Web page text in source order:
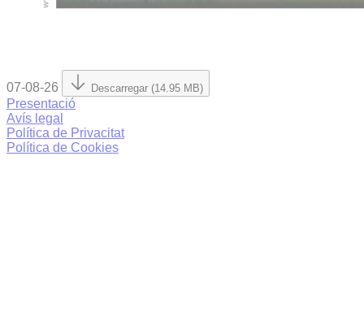
07-08-26 Descarregar (14.95 MB)
Presentació
Avís legal
Política de Privacitat
Política de Cookies